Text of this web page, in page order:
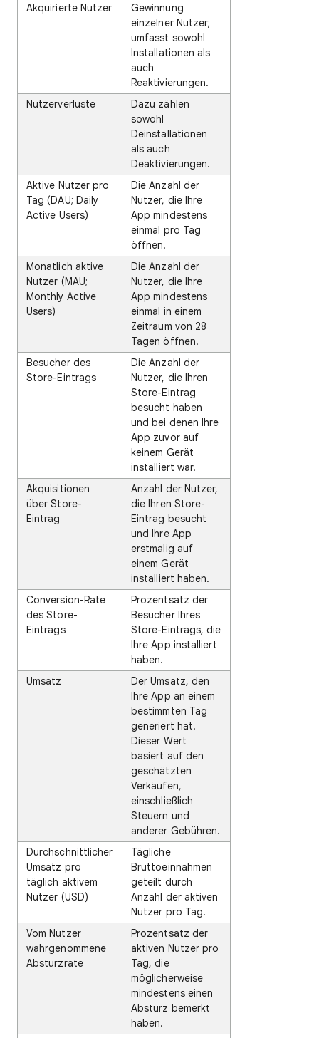
Akquirierte Nutzer
Gewinnung
einzelner Nutzer;
umfasst sowohl
Installationen als
auch
Reaktivierungen.
Nutzerverluste
Dazu zählen
sowohl
Deinstallationen
als auch
Deaktivierungen.
Aktive Nutzer pro
Tag (DAU; Daily
Active Users)
Die Anzahl der
Nutzer, die Ihre
App mindestens
einmal pro Tag
öffnen.
Monatlich aktive
Nutzer (MAU;
Monthly Active
Users)
Die Anzahl der
Nutzer, die Ihre
App mindestens
einmal in einem
Zeitraum von 28
Tagen öffnen.
Besucher des
Store-Eintrags
Die Anzahl der
Nutzer, die Ihren
Store-Eintrag
besucht haben
und bei denen Ihre
App zuvor auf
keinem Gerät
installiert war.
Akquisitionen
über Store-
Eintrag
Anzahl der Nutzer,
die Ihren Store-
Eintrag besucht
und Ihre App
erstmalig auf
einem Gerät
installiert haben.
Conversion-Rate
des Store-
Eintrags
Prozentsatz der
Besucher Ihres
Store-Eintrags, die
Ihre App installiert
haben.
Umsatz
Der Umsatz, den
Ihre App an einem
bestimmten Tag
generiert hat.
Dieser Wert
basiert auf den
geschätzten
Verkäufen,
einschließlich
Steuern und
anderer Gebühren.
Durchschnittlicher
Umsatz pro
täglich aktivem
Nutzer (USD)
Tägliche
Bruttoeinnahmen
geteilt durch
Anzahl der aktiven
Nutzer pro Tag.
Vom Nutzer
wahrgenommene
Absturzrate
Prozentsatz der
aktiven Nutzer pro
Tag, die
möglicherweise
mindestens einen
Absturz bemerkt
haben.